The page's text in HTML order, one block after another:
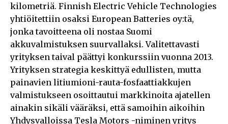
kilometriä. Finnish Electric Vehicle Technologies
yhtiöitettiin osaksi European Batteries oy:tä,
jonka tavoitteena oli nostaa Suomi
akkuvalmistuksen suurvallaksi. Valitettavasti
yrityksen taival päättyi konkurssiin vuonna 2013.
Yrityksen strategia keskittyä edullisten, mutta
painavien litiumioni-rauta-fosfaattiakkujen
valmistukseen osoittautui markkinoita ajatellen
ainakin sikäli vääräksi, että samoihin aikoihin
Yhdysvalloissa Tesla Motors -niminen yritys